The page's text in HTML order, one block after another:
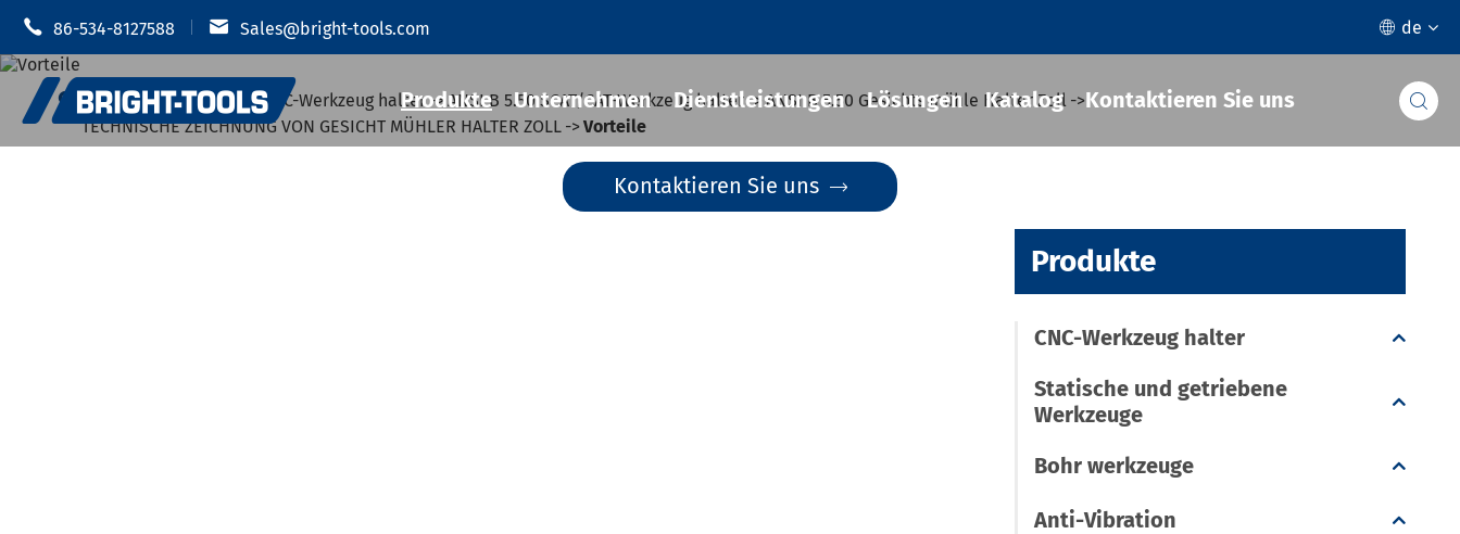
 86-534-8127588  Sales@bright-tools.com  de
Produkte Unternehmen Dienstleistungen Lösungen Katalog Kontaktieren Sie uns 
Kontaktieren Sie uns 
 Zuhause Produkte CNC-Werkzeug halter ANSI B 5.50 SCAT/CAT-Werkzeug halter
ANSI B 5.50 Gesichts mühle Halter Zoll
TECHNISCHE ZEICHNUNG VON GESICHT MÜHLER HALTER ZOLL
Vorteile
Produkte
CNC-Werkzeug halter
Statische und getriebene
Werkzeuge
Bohr werkzeuge
Anti-Vibration